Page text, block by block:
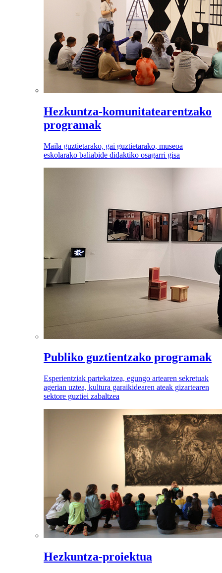
Hezkuntza-komunitatearentzako
programak
Maila guztietarako, gai guztietarako, museoa
eskolarako baliabide didaktiko osagarri gisa
Publiko guztientzako programak
Esperientziak partekatzea, egungo artearen sekretuak
agerian uztea, kultura garaikidearen ateak gizartearen
sektore guztiei zabaltzea
Hezkuntza-proiektua